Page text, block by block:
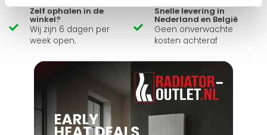
Zelf ophalen in de
winkel?
Wij zijn 6 dagen per
week open.
Snelle levering in
Nederland en België
Geen onverwachte
kosten achteraf